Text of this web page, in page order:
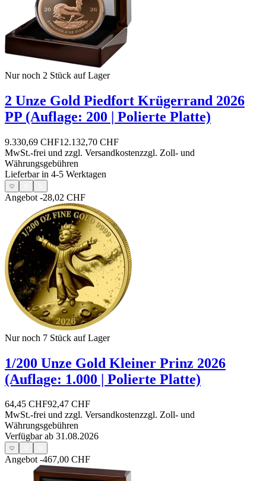
Nur noch 2 Stück auf Lager
2 Unze Gold Piedfort Krügerrand 2026
PP (Auflage: 200 | Polierte Platte)
9.330,69 CHF12.132,70 CHF
MwSt.-frei und zzgl. Versandkostenzzgl. Zoll- und
Währungsgebühren
Lieferbar in 4-5 Werktagen
Angebot -28,02 CHF
Nur noch 7 Stück auf Lager
1/200 Unze Gold Kleiner Prinz 2026
(Auflage: 1.000 | Polierte Platte)
64,45 CHF92,47 CHF
MwSt.-frei und zzgl. Versandkostenzzgl. Zoll- und
Währungsgebühren
Verfügbar ab 31.08.2026
Angebot-467,00 CHF